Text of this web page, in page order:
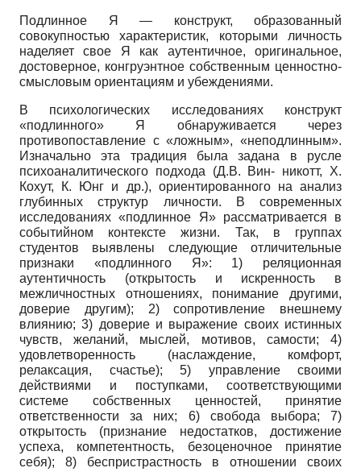
Подлинное Я — конструкт, образованный
совокупностью характеристик, которыми личность
наделяет свое Я как аутентичное, оригинальное,
достоверное, конгруэнтное собственным ценностно-
смысловым ориентациям и убеждениями.
В психологических исследованиях кон­структ
«подлинного» Я обнаруживается через
противопоставление с «ложным», «неподлин­ным».
Изначально эта традиция была задана в русле
психоаналитического подхода (Д.В. Вин- никотт, Х.
Кохут, К. Юнг и др.), ориентированного на анализ
глубинных структур личности. В современных
исследованиях «подлинное Я» рассматривается в
событийном контексте жизни. Так, в группах
студентов выявлены следующие отличительные
признаки «подлинного Я»: 1) реляционная
аутентичность (открытость и искренность в
межличностных отношениях, понимание другими,
доверие другим); 2) сопротивление внешнему
влиянию; 3) доверие и выражение своих истинных
чувств, желаний, мыслей, мотивов, самости; 4)
удовлетворенность (наслаждение, комфорт,
релаксация, счастье); 5) управление своими
действиями и поступками, соответствующими
системе собственных ценностей, принятие
ответственности за них; 6) свобода выбора; 7)
открытость (признание недостатков, достижение
успеха, компетентность, безоценочное принятие
себя); 8) беспристрастность в отношении своих